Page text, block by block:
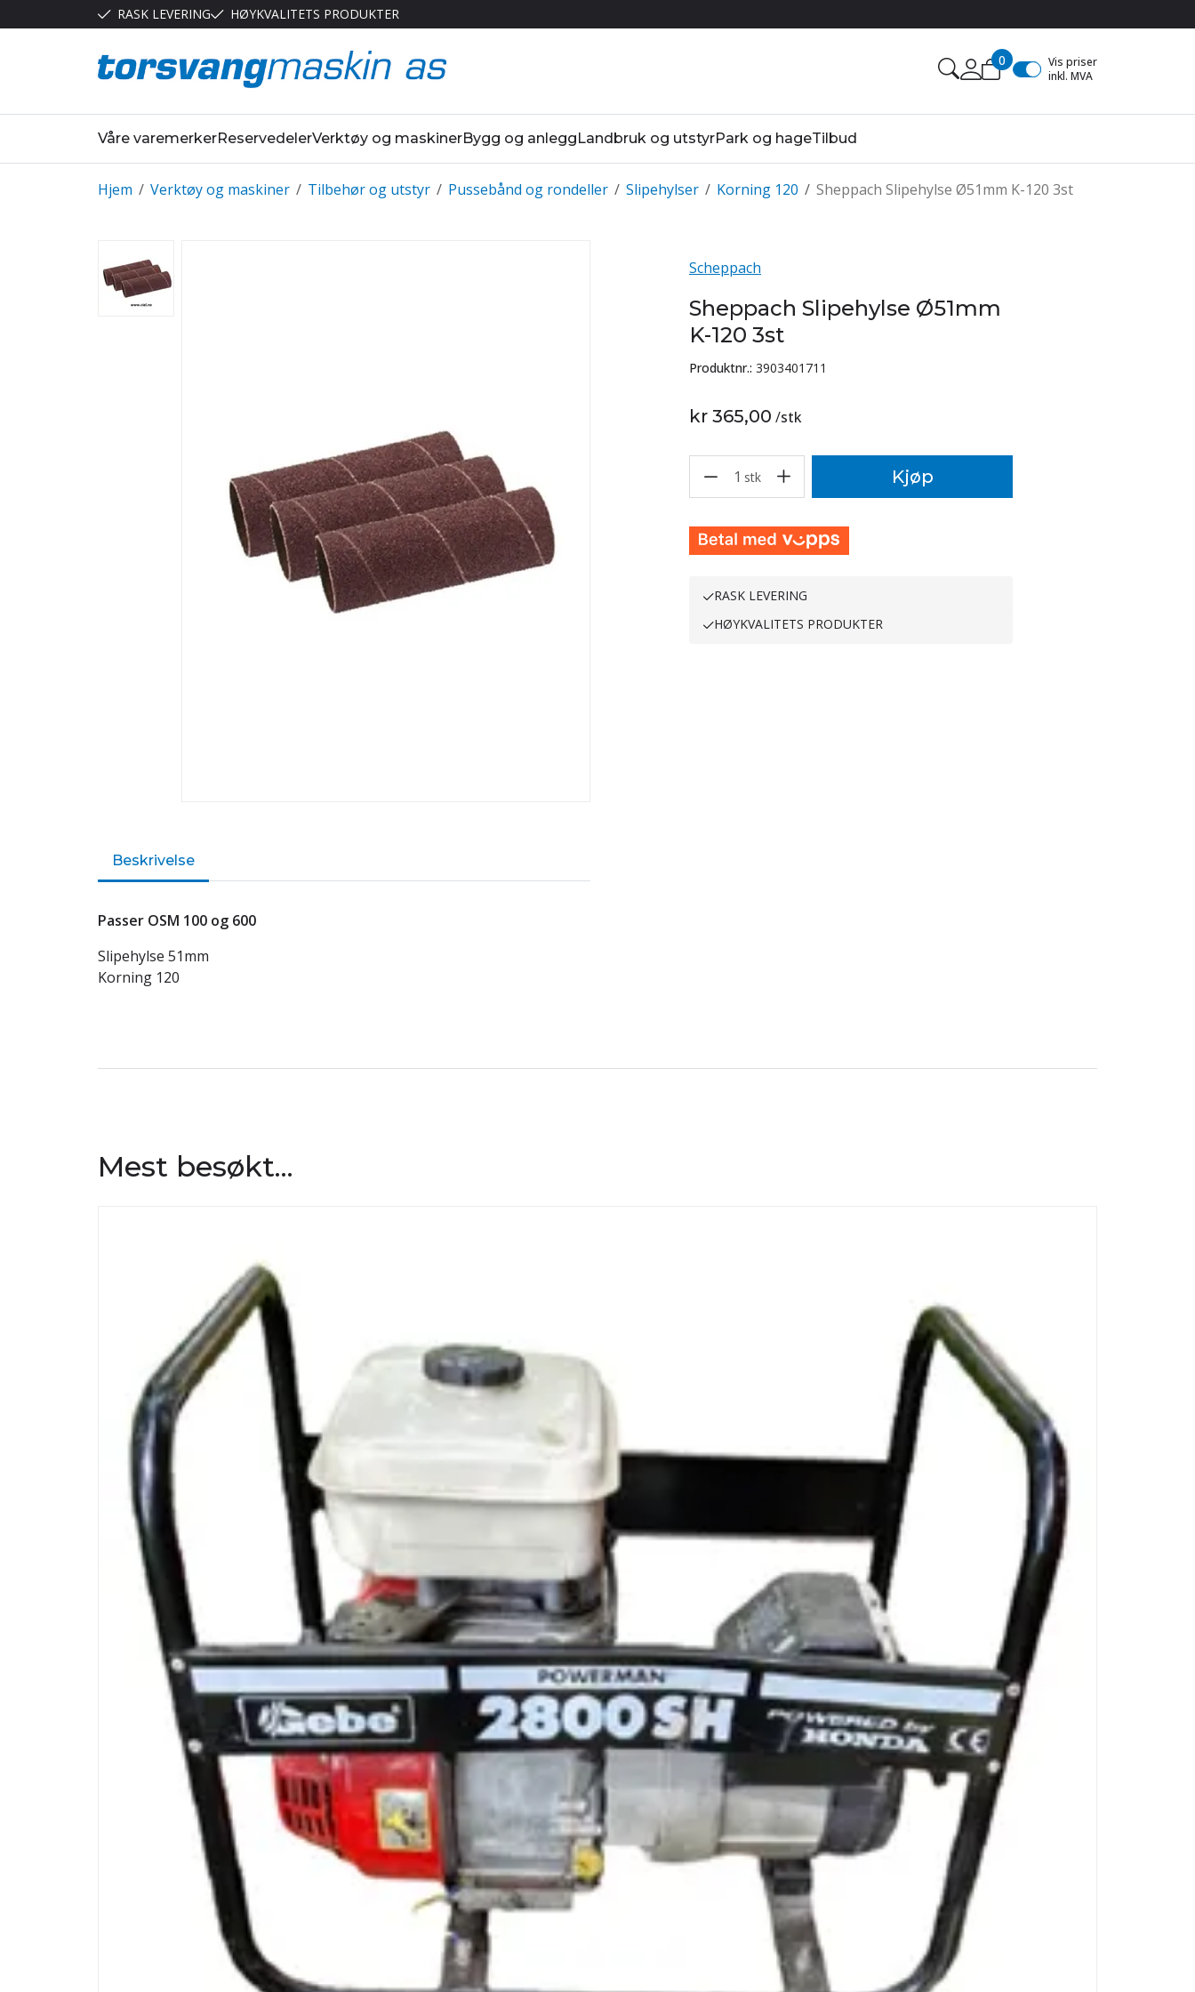
RASK LEVERING HØYKVALITETS PRODUKTER
0
Vis priser
inkl. MVA
Våre varemerkerReservedelerVerktøy og maskinerBygg og anleggLandbruk og utstyrPark og hageTilbud
/
Hjem /
Verktøy og maskiner /
Tilbehør og utstyr /
Pussebånd og rondeller /
Slipehylser /
Korning 120 Sheppach Slipehylse Ø51mm K-120 3st
Scheppach
Sheppach Slipehylse Ø51mm
K-120 3st
Produktnr.: 3903401711
kr 365,00 /stk
1 stk Kjøp
RASK LEVERING
HØYKVALITETS PRODUKTER
Beskrivelse
Passer OSM 100 og 600
Slipehylse 51mm
Korning 120
Mest besøkt...